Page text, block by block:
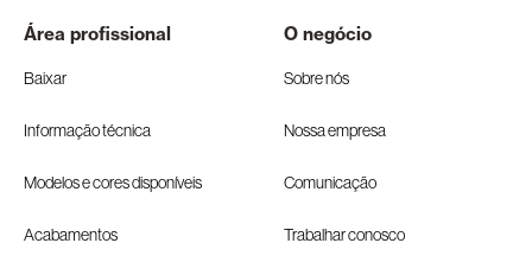
Área profissional
Baixar
Informação técnica
Modelos e cores disponíveis
Acabamentos
O negócio
Sobre nós
Nossa empresa
Comunicação
Trabalhar conosco